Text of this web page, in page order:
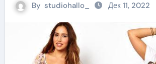
By studiohallo_ Дек 11, 2022